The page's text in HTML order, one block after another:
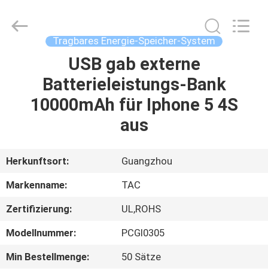
PRODUKTE
ÜBER
FABRIK-
AUSFLUG
Energy
Technology
Tragbares Energie-Speicher-System
USB gab externe
Batterieleistungs-Bank
10000mAh für Iphone 5 4S
aus
Herkunftsort:
Guangzhou
Markenname:
TAC
Zertifizierung:
UL,ROHS
Modellnummer:
PCGI0305
Min Bestellmenge:
50 Sätze